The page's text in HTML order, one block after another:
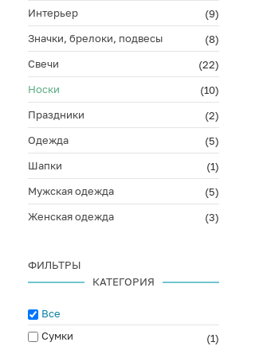
Интерьер
(9)
Значки, брелоки, подвесы
(8)
Свечи
(22)
Носки
(10)
Праздники
(2)
Одежда
(5)
Шапки
(1)
Мужская одежда
(5)
Женская одежда
(3)
ФИЛЬТРЫ
КАТЕГОРИЯ
Все
Сумки
(1)